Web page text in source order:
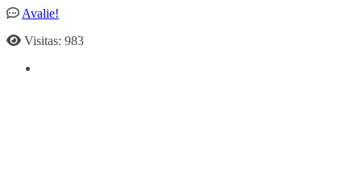
Avalie!
Visitas: 983